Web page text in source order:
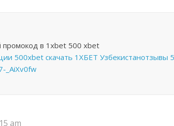
в 1xbet 500 xbet
500xbet скачать 1ХБЕТ Узбекистанотзывы
_AiXv0fw
am